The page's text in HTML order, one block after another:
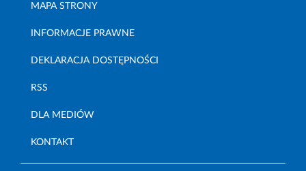
MAPA STRONY
INFORMACJE PRAWNE
DEKLARACJA DOSTĘPNOŚCI
RSS
DLA MEDIÓW
KONTAKT